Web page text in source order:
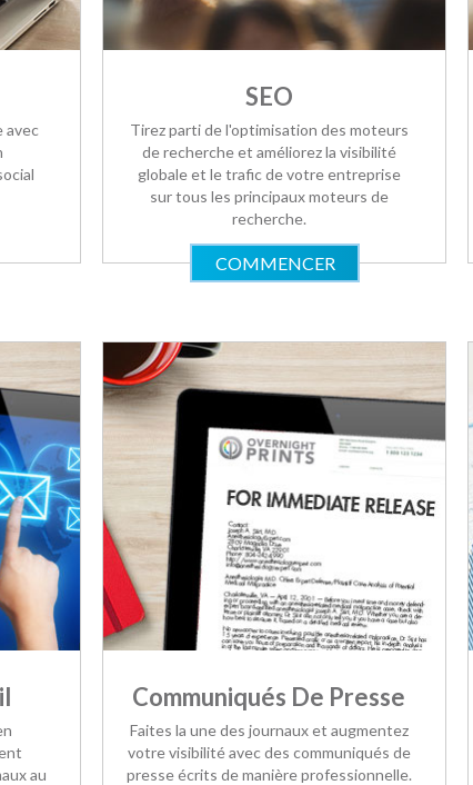
avec
SEO
Tirez parti de l'optimisation des moteurs
de recherche et améliorez la visibilité
globale et le trafic de votre entreprise
sur tous les principaux moteurs de
recherche.
COMMENCER
au
Communiqués De Presse
Faites la une des journaux et augmentez
votre visibilité avec des communiqués de
presse écrits de manière professionnelle.